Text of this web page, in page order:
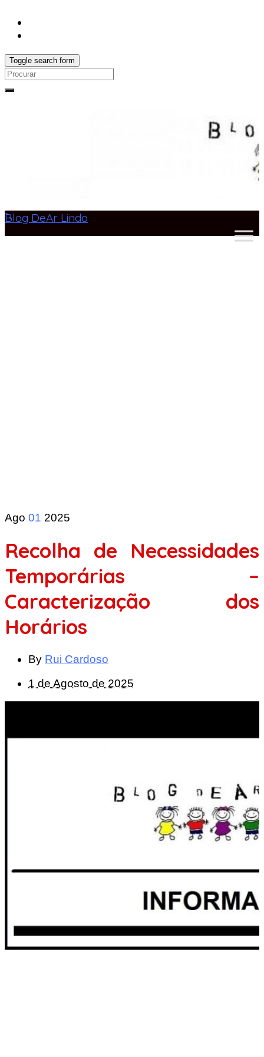
Toggle search form
Search
Blog DeAr Lindo
Ago 01 2025
Recolha de Necessidades
Temporárias –
Caracterização dos
Horários
By Rui Cardoso
1 de Agosto de 2025